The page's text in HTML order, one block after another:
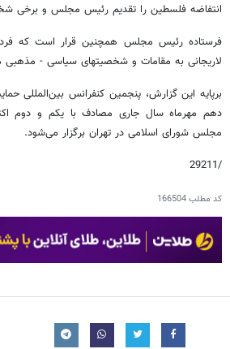
انتفاضه فلسطین را تقدیم رئیس مجلس و برخی
فرستاده رئیس مجلس همچنین قرار است که
لاریجانی به مقامات و شخصیتهای سیاسی - مذهبی
برپایه این گزارش، پنجمین کنفرانس بین‌المللی
مجلس شورای اسلامی در تهران برگزار می‌شود.
/29211
کد مطلب166504